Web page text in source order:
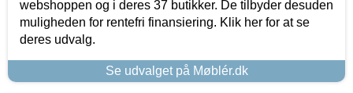
webshoppen og i deres 37 butikker. De tilbyder desuden
muligheden for rentefri finansiering. Klik her for at se
deres udvalg.
Se udvalget på Møblér.dk